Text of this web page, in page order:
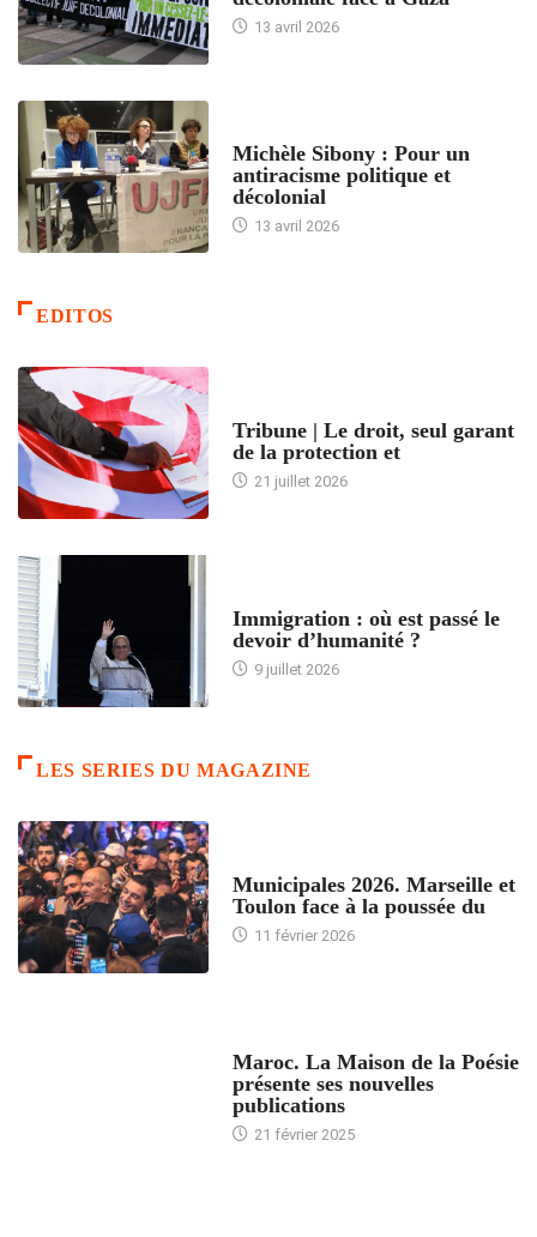
13 avril 2026
Michèle Sibony : Pour un
antiracisme politique et
décolonial
13 avril 2026
EDITOS
Tribune | Le droit, seul garant
de la protection et
21 juillet 2026
Immigration : où est passé le
devoir d’humanité ?
9 juillet 2026
LES SERIES DU MAGAZINE
Municipales 2026. Marseille et
Toulon face à la poussée du
11 février 2026
Maroc. La Maison de la Poésie
présente ses nouvelles
publications
21 février 2025